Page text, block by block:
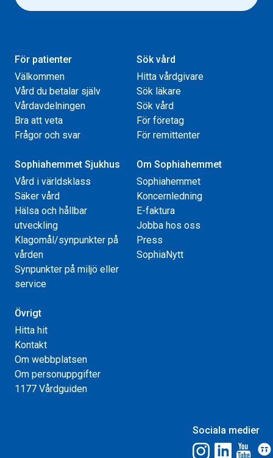
För patienter
Välkommen
Vård du betalar själv
Vårdavdelningen
Bra att veta
Frågor och svar
Sök vård
Hitta vårdgivare
Sök läkare
Sök vård
För företag
För remittenter
Sophiahemmet Sjukhus
Vård i världsklass
Säker vård
Hälsa och hållbar
utveckling
Klagomål/synpunkter på
vården
Synpunkter på miljö eller
service
Om Sophiahemmet
Sophiahemmet
Koncernledning
E-faktura
Jobba hos oss
Press
SophiaNytt
Övrigt
Hitta hit
Kontakt
Om webbplatsen
Om personuppgifter
1177 Vårdguiden
Sociala medier